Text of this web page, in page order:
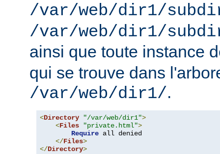
/var/web/dir1/
/var/web/dir1/
ainsi que toute instance
qui se trouve dans
/var/web/dir1/.
<Directory "/var/web/dir1">
<Files "private.html">
Require all denied
</Files>
</Directory>